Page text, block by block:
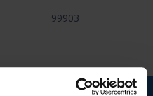
99903